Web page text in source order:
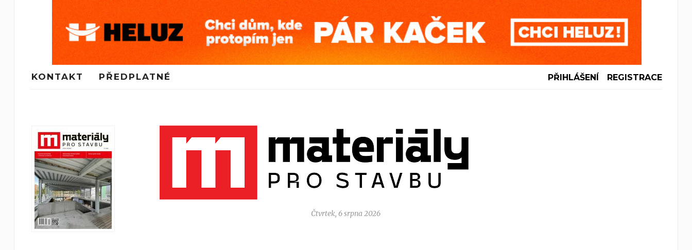
KONTAKT PŘEDPLATNÉ PŘIHLÁŠENÍ REGISTRACE
Čtvrtek, 6 srpna 2026